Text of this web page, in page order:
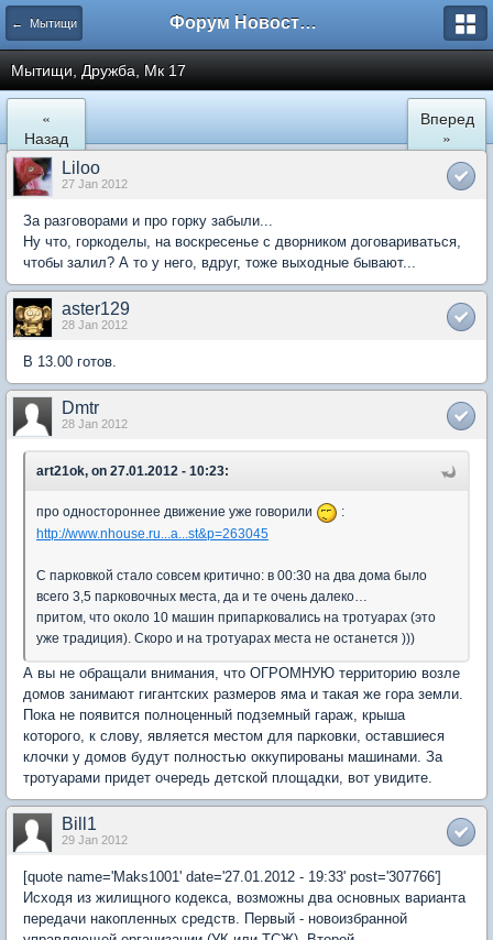
← Мытищи Форум Новостройки
Мытищи, Дружба, Мк 17
«
Назад
Вперед
»
Liloo
27 Jan 2012
За разговорами и про горку забыли...
Ну что, горкоделы, на воскресенье с дворником договариваться,
чтобы залил? А то у него, вдруг, тоже выходные бывают...
aster129
28 Jan 2012
В 13.00 готов.
Dmtr
28 Jan 2012
art21ok, on 27.01.2012 - 10:23:
про одностороннее движение уже говорили
:
http://www.nhouse.ru...a...st&p=263045
С парковкой стало совсем критично: в 00:30 на два дома было
всего 3,5 парковочных места, да и те очень далеко…
притом, что около 10 машин припарковались на тротуарах (это
уже традиция). Скоро и на тротуарах места не останется )))
А вы не обращали внимания, что ОГРОМНУЮ территорию возле
домов занимают гигантских размеров яма и такая же гора земли.
Пока не появится полноценный подземный гараж, крыша
которого, к слову, является местом для парковки, оставшиеся
клочки у домов будут полностью оккупированы машинами. За
тротуарами придет очередь детской площадки, вот увидите.
Bill1
29 Jan 2012
[quote name='Maks1001' date='27.01.2012 - 19:33' post='307766']
Исходя из жилищного кодекса, возможны два основных варианта
передачи накопленных средств. Первый - новоизбранной